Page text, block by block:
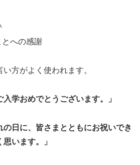
への感謝
方がよく使われます。
入学おめでとうございます。」
の日に、皆さまとともにお祝いでき
います。」